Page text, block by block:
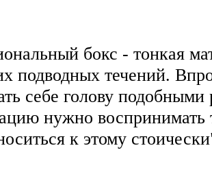
бокс - тонкая
подводных течений.
себе голову
нужно воспринимать
к этому